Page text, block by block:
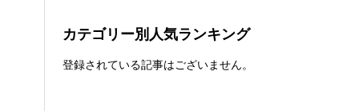
カテゴリー別人気ランキング
登録されている記事はございません。